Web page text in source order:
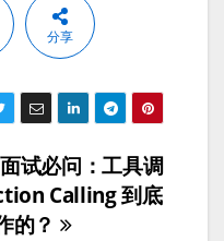
分享
试必问：工具调
Calling 到底
的？